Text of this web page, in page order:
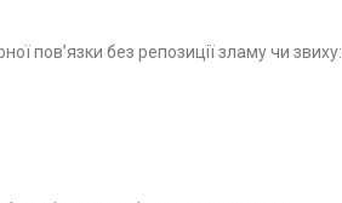
пов’язки без репозиції зламу чи звиху: